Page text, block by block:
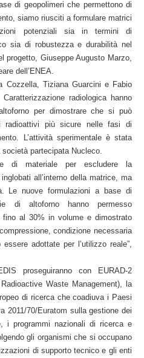
di geopolimeri che permettono di
siamo riusciti a formulare matrici
potenziali sia in termini di
sia di robustezza e durabilità nel
progetto, Giuseppe Augusto Marzo,
dell’ENEA.
Cozzella, Tiziana Guarcini e Fabio
radiologica hanno
per dimostrare che si può
più sicure nelle fasi di
L’attività sperimentale è stata
partecipata Nucleco.
di materiale per escludere la
all’interno della matrice, ma
Le nuove formulazioni a base di
di altoforno hanno permesso
fino al 30% in volume e dimostrato
condizione necessaria
adottate per l’utilizzo reale”,
proseguiranno con EURAD-2
Waste Management), la
di ricerca che coadiuva i Paesi
2011/70/Euratom sulla gestione dei
i programmi nazionali di ricerca e
gli organismi che si occupano
di supporto tecnico e gli enti